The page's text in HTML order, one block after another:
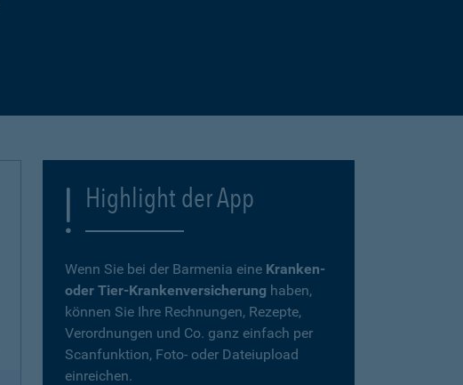
Highlight der App
Wenn Sie bei der Barmenia eine Kranken-
oder Tier-Krankenversicherung haben,
können Sie Ihre Rechnungen, Rezepte,
Verordnungen und Co. ganz einfach per
Scanfunktion, Foto- oder Dateiupload
einreichen.